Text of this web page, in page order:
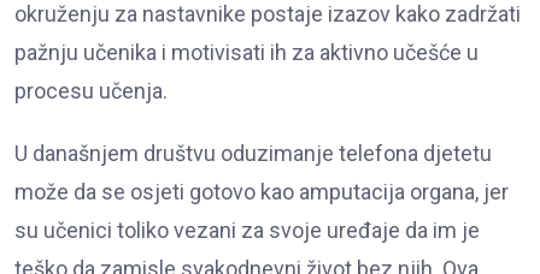
okruženju za nastavnike postaje izazov kako zadržati
pažnju učenika i motivisati ih za aktivno učešće u
procesu učenja.
U današnjem društvu oduzimanje telefona djetetu
može da se osjeti gotovo kao amputacija organa, jer
su učenici toliko vezani za svoje uređaje da im je
teško da zamisle svakodnevni život bez njih. Ova